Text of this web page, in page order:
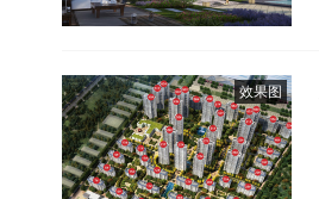
效果图